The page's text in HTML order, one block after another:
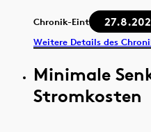
Chronik-Eintrag
Weitere Details des
Minimale
Stromkosten